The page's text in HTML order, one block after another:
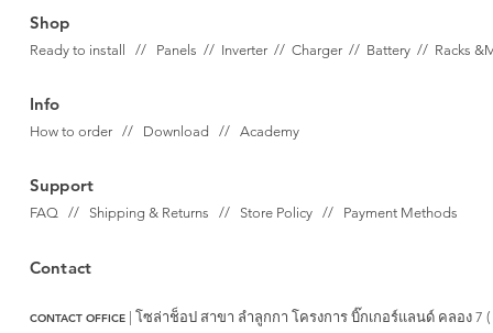
Shop
Ready to install // Panels // Inverter // Charger // Battery // Racks
Info
How to order // Download // Academy
Support
FAQ // Shipping & Returns // Store Policy // Payment Methods
Contact
CONTACT OFFICE | โซล่าช็อป สาขา ลำลูกกา โครงการ บิ๊กเกอร์แลนด์ คลอง 7